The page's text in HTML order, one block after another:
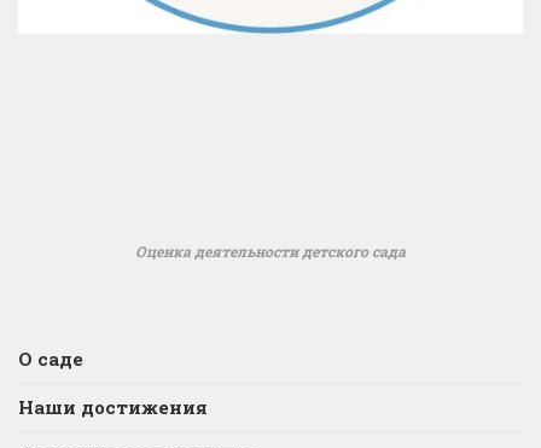
Оценка деятельности детского сада
О саде
Наши достижения